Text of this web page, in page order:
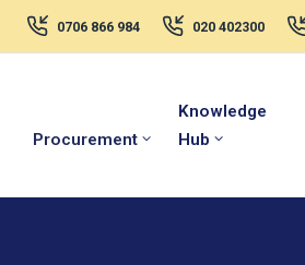
0706 866 984 020 402300
Procurement
Knowledge
Hub